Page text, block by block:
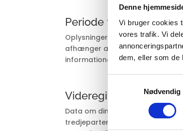
Denne
Vi bruger cookies
vores trafik. Vi
dem, eller som de
Nødvendig
Periode for opbevaring
Oplysningerne opbevares i det
afhænger af karakteren af
informationer slettes.
Videregivelse af
Data om din brug af websitet,
tredjeparter i det omfang disse